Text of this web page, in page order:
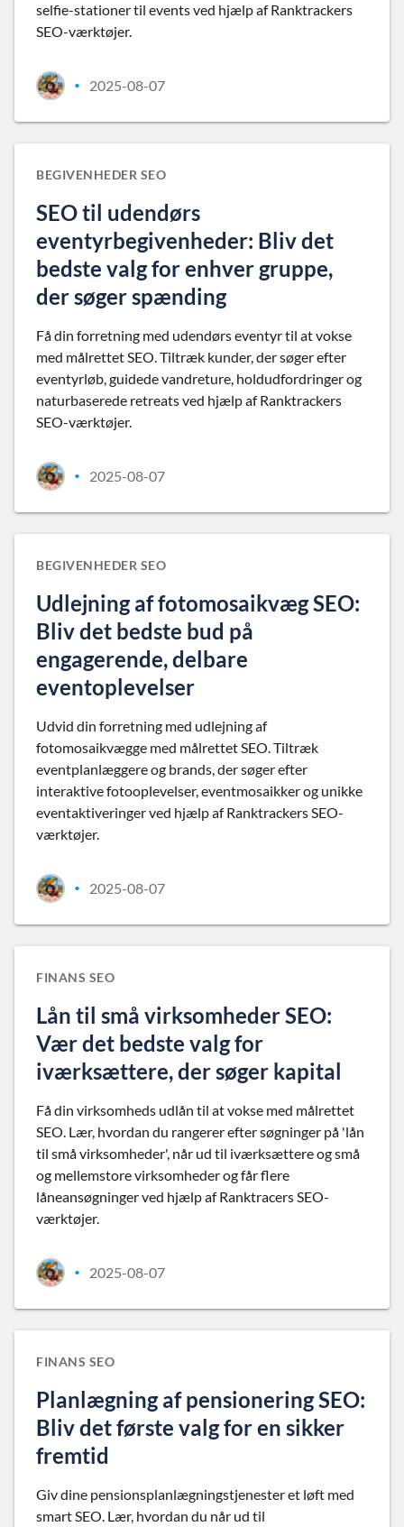
selfie-stationer til events ved hjælp af Ranktrackers
SEO-værktøjer.
• 2025-08-07
BEGIVENHEDER SEO
SEO til udendørs
eventyrbegivenheder: Bliv det
bedste valg for enhver gruppe,
der søger spænding
Få din forretning med udendørs eventyr til at vokse
med målrettet SEO. Tiltræk kunder, der søger efter
eventyrløb, guidede vandreture, holdudfordringer og
naturbaserede retreats ved hjælp af Ranktrackers
SEO-værktøjer.
• 2025-08-07
BEGIVENHEDER SEO
Udlejning af fotomosaikvæg SEO:
Bliv det bedste bud på
engagerende, delbare
eventoplevelser
Udvid din forretning med udlejning af
fotomosaikvægge med målrettet SEO. Tiltræk
eventplanlæggere og brands, der søger efter
interaktive fotooplevelser, eventmosaikker og unikke
eventaktiveringer ved hjælp af Ranktrackers SEO-
værktøjer.
• 2025-08-07
FINANS SEO
Lån til små virksomheder SEO:
Vær det bedste valg for
iværksættere, der søger kapital
Få din virksomheds udlån til at vokse med målrettet
SEO. Lær, hvordan du rangerer efter søgninger på 'lån
til små virksomheder', når ud til iværksættere og små
og mellemstore virksomheder og får flere
låneansøgninger ved hjælp af Ranktracers SEO-
værktøjer.
• 2025-08-07
FINANS SEO
Planlægning af pensionering SEO:
Bliv det første valg for en sikker
fremtid
Giv dine pensionsplanlægningstjenester et løft med
smart SEO. Lær, hvordan du når ud til